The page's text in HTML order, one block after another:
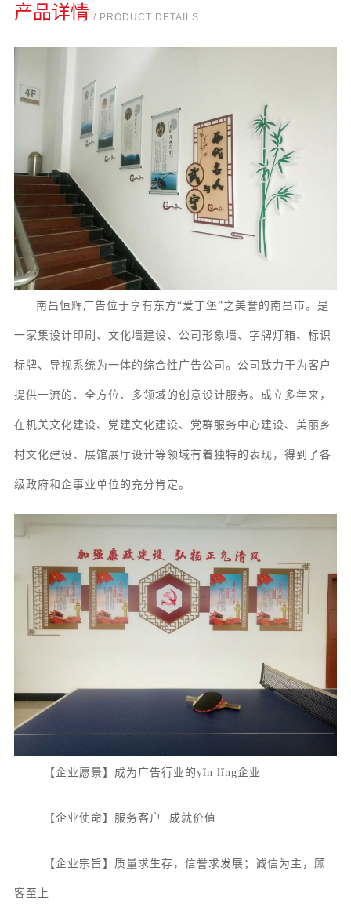
产品详情 / PRODUCT DETAILS
南昌恒辉广告位于享有东方“爱丁堡”之美誉的南昌市。 是
一家集设计印刷、 文化墙建设、 公司形象墙、字牌灯箱、 标识
标牌、 导视系统为一体的综合性广告公司。 公司致力于为客户
提供一流的、全方位、多领域的创意设计服务。成立多年来，
在机关文化建设、党建文化建设、党群服务中心建设、美丽乡
村文化建设、展馆展厅设计等领域有着独特的表现，得到了各
级政府和企事业单位的充分肯定。
【企业愿景】成为广告行业的yǐn lǐng企业
【企业使命】服务客户 成就价值
【企业宗旨】质量求生存，信誉求发展；诚信为主，顾
客至上